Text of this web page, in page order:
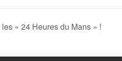
les « 24 Heures du Mans » !